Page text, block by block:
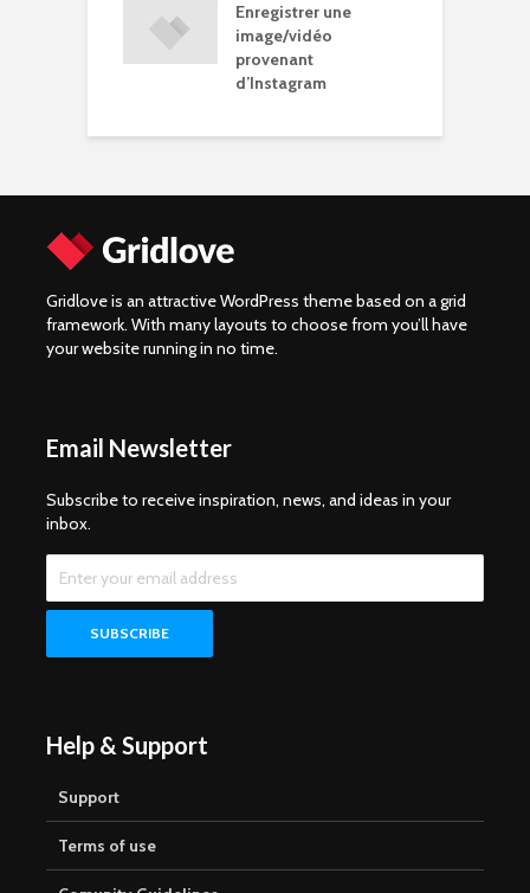
Enregistrer une
image/vidéo
provenant
d’Instagram
Gridlove is an attractive WordPress theme based on a grid
framework. With many layouts to choose from you’ll have
your website running in no time.
Email Newsletter
Subscribe to receive inspiration, news, and ideas in your
inbox.
Help & Support
Support
Terms of use